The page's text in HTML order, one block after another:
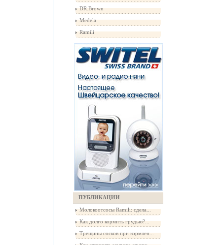
DR.Brown
Medela
Ramili
ПУБЛИКАЦИИ
Молокоотсосы Ramili: сдела...
Как долго кормить грудью?...
Трещины сосков при кормлен...